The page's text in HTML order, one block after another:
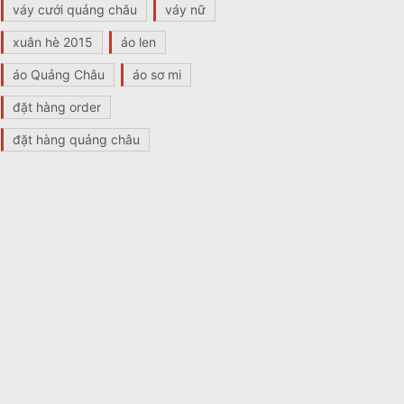
váy cưới quảng châu váy nữ
xuân hè 2015 áo len
áo Quảng Châu áo sơ mi
đặt hàng order
đặt hàng quảng châu